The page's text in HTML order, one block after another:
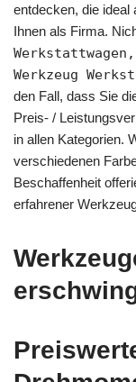
entdecken, die ideal
Ihnen als Firma.
Werkzeug
den Fall, dass Sie
Preis- /
in allen Kategorien.
verschiedenen
Beschaffenheit
erfahrener